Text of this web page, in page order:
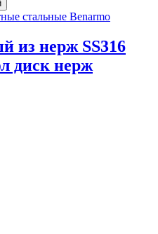
стальные Benarmo
из нерж SS316
диск нерж